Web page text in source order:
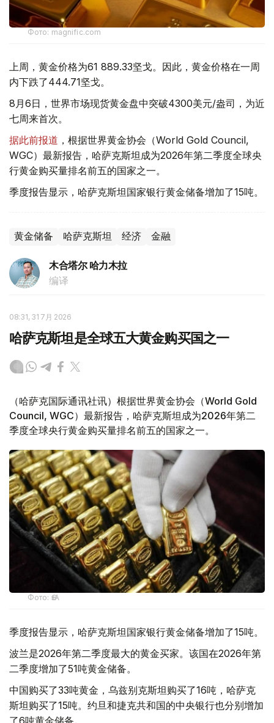
Фото: magnific.com
上周，黄金价格为61 889.33坚戈。因此，黄金价格在一周
内下跌了444.71坚戈。
8月6日，世界市场现货黄金盘中突破4300美元/盎司，为近
七周来首次。
据此前报道 ，根据世界黄金协会（World Gold Council,
WGC）最新报告，哈萨克斯坦成为2026年第二季度全球央
行黄金购买量排名前五的国家之一。
季度报告显示，哈萨克斯坦国家银行黄金储备增加了15吨。
黄金储备 哈萨克斯坦 经济 金融
木合塔尔 哈力木拉
编译
08:31, 31 7月 2026
哈萨克斯坦是全球五大黄金购买国之一
（哈萨克国际通讯社讯）根据世界黄金协会（World Gold
Council, WGC）最新报告，哈萨克斯坦成为2026年第二
季度全球央行黄金购买量排名前五的国家之一。
Фото: ӨзА
季度报告显示，哈萨克斯坦国家银行黄金储备增加了15吨。
波兰是2026年第二季度最大的黄金买家。该国在2026年第
二季度增加了51吨黄金储备。
中国购买了33吨黄金，乌兹别克斯坦购买了16吨，哈萨克
斯坦购买了15吨。约旦和捷克共和国的中央银行也分别增加